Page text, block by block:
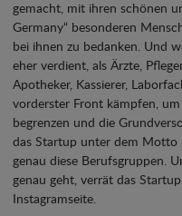
gemacht, mit ihren schönen
Germany“ besonderen
bei ihnen zu bedanken. Und
eher verdient, als Ärzte,
Apotheker, Kassierer,
vorderster Front kämpfen,
begrenzen und die
das Startup unter dem Motto
genau diese Berufsgruppen.
genau geht, verrät das
Instagramseite.